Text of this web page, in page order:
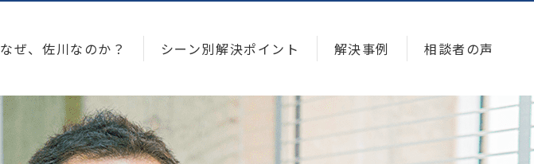
なぜ、佐川なのか？ シーン別解決ポイント 解決事例 相談者の声